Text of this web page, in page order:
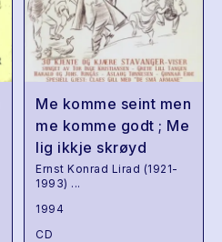
Me komme seint men
me komme godt ; Me
lig ikkje skrøyd
Ernst Konrad Lirad (1921-
1993) ...
1994
CD